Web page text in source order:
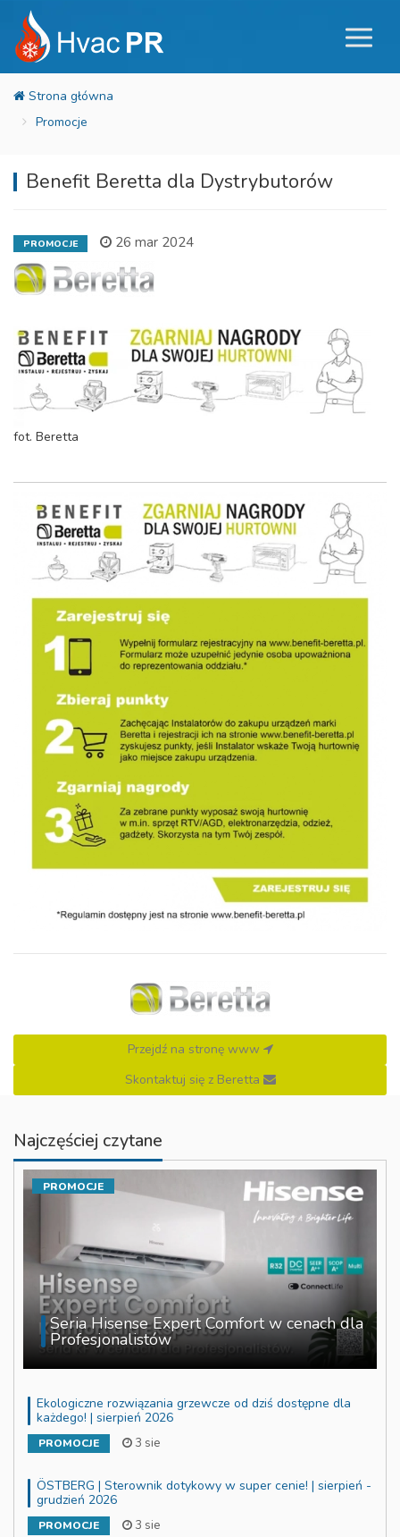
Promocje
Benefit Beretta dla Dystrybutorów
PROMOCJE 26 mar 2024
fot. Beretta
Przejdź na stronę www
Skontaktuj się z Beretta
Najczęściej czytane
Seria Hisense Expert Comfort w cenach dla
Profesjonalistów
PROMOCJE
Ekologiczne rozwiązania grzewcze od dziś dostępne dla
każdego! | sierpień 2026
PROMOCJE 3 sie
ÖSTBERG | Sterownik dotykowy w super cenie! | sierpień -
grudzień 2026
PROMOCJE 3 sie